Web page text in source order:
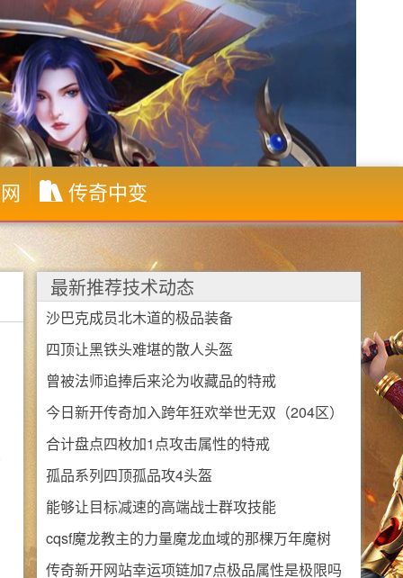
传奇中变
最新推荐技术动态
沙巴克成员北木道的极品装备
四顶让黑铁头难堪的散人头盔
曾被法师追捧后来沦为收藏品的特戒
今日新开传奇加入跨年狂欢举世无双（204区）
火爆开启
合计盘点四枚加1点攻击属性的特戒
孤品系列四顶孤品攻4头盔
能够让目标减速的高端战士群攻技能
cqsf魔龙教主的力量魔龙血域的那棵万年魔树
传奇新开网站幸运项链加7点极品属性是极限吗